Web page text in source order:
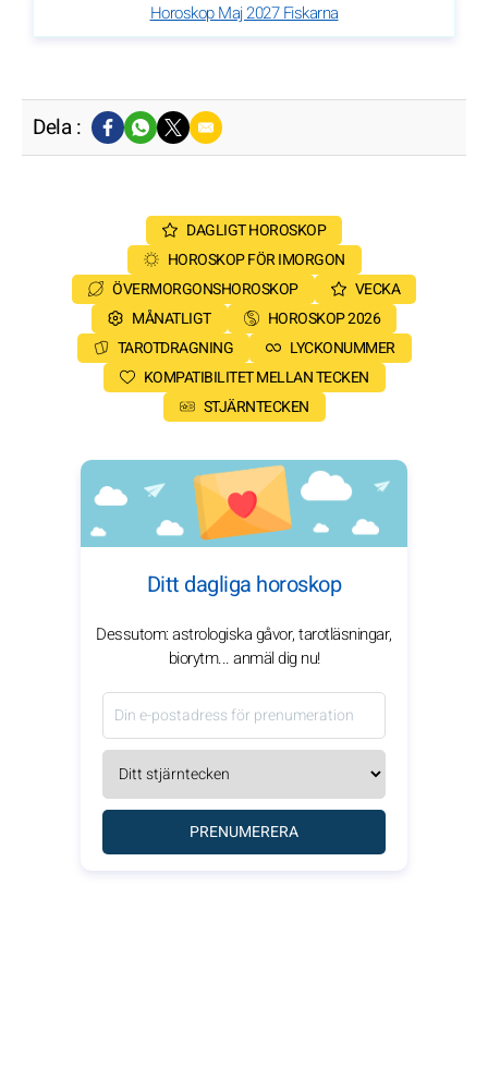
Horoskop Maj 2027 Fiskarna
Dela :
DAGLIGT HOROSKOP
HOROSKOP FÖR IMORGON
ÖVERMORGONSHOROSKOP
VECKA
MÅNATLIGT
HOROSKOP 2026
TAROTDRAGNING
LYCKONUMMER
KOMPATIBILITET MELLAN TECKEN
STJÄRNTECKEN
Ditt dagliga horoskop
Dessutom: astrologiska gåvor, tarotläsningar,
biorytm... anmäl dig nu!
PRENUMERERA